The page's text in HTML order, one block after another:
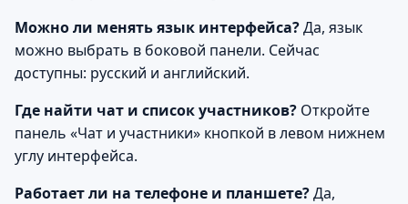
Можно ли менять язык интерфейса?Да, язык
можно выбрать в боковой панели. Сейчас
доступны: русский и английский.
Где найти чат и список участников? Откройте
панель «Чат и участники» кнопкой в левом нижнем
углу интерфейса.
Работает ли на телефоне и планшете?Да,